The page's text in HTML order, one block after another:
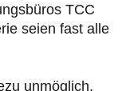
TCC
seien fast alle
unmöglich,